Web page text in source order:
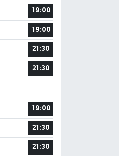
19:00
19:00
21:30
21:30
19:00
21:30
21:30